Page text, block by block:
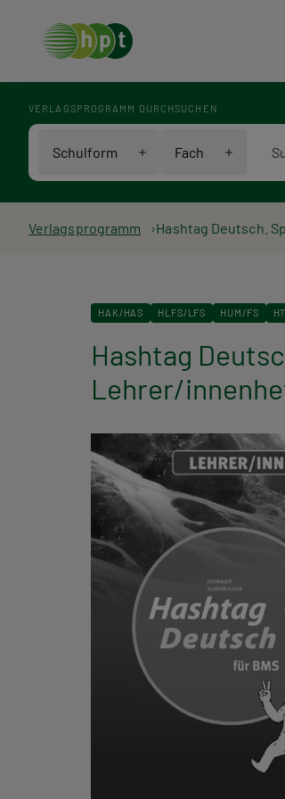
VERLAGSPROGRAMM DURCHSUCHEN
Schulform Fach
Verlagsprogramm Hashtag Deutsch.
HAK/HAS HLFS/LFS HUM/FS
Hashtag
Lehrer/